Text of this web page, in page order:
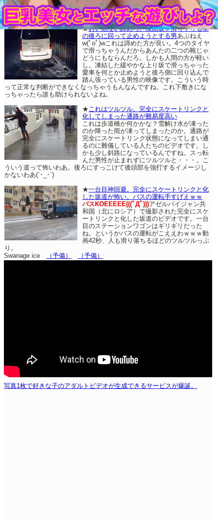
★おい危ない諦めろ。凍結坂を滑り下りる車
の後ろに回って止めようとする男あぶねえ
w(ﾟoﾟ)wこれは諦めた方が良い。4つのタイヤ
で滑っちゃうんだからあんたの二つの靴じゃ
どうにもならんだろ。しかも人間の方が軽い
し。凍結した緩やかな上り坂で滑っちゃった
愛車を何とか止めようと後ろ側に回り込んで
踏ん張っている男性の映像です。こういう時
って正常な判断ができなくなっちゃうもんなんですね。これ下敷きにな
っちゃったら誰も助けられないよね。
★ これはツルツル。完全にスケートリンクと
化してしまった通路が難易度高い
これは歩道橋か何かかな？雪解け水が凍った
のか降った雨が凍ってしまったのか。通路が
完全にスケートリンク状態になってしまい通
るのに難儀している人たちのビデオです。し
かも少し斜路になっているんですね。スっ転
んだ男性が止まれずにツルツルと・・・。こ
ういう道って怖いわあ。後ろにすっこけて後頭部を強打するイメージし
かないわあ(´･_･`)
★一台目神回避。完全にスケートリンクと化
した坂道が怖い。バスの運転手すげえｗｗ
バスKOEEEEE(((ﾟДﾟ)))アゼルバイジャン共
和国（北にロシア）で撮影された完全にスケ
ートリンクと化した坂道のビデオです。一台
目のステーションワゴンはギリギリだった
ね。というかバスの運転がこええわｗｗｗ動
画42秒、人も滑り落ちるほどのツルツルっぷ
り。
Swanage ice
（予備） （予備）
写真1枚で好きな子のアダルトビデオが生成できるサービスが爆誕。